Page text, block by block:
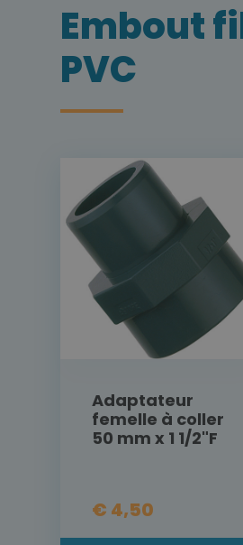
Embout
PVC
Adaptateur
femelle à coller
50 mm x 1 1/2"F
€ 4,50